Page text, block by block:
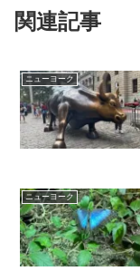
関連記事
ニューヨーク
ニューヨーク